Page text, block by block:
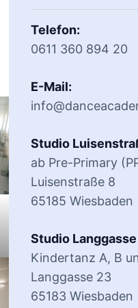
Telefon:
0611 360 894 20
E-Mail:
Studio
ab Pre-Primary
Luisenstraße 8
65185 Wiesbaden
Studio Langgasse
Kindertanz A, B
Langgasse 23
65183 Wiesbaden